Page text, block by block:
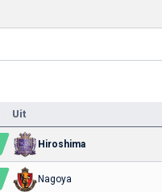
Uit
Hiroshima
Nagoya